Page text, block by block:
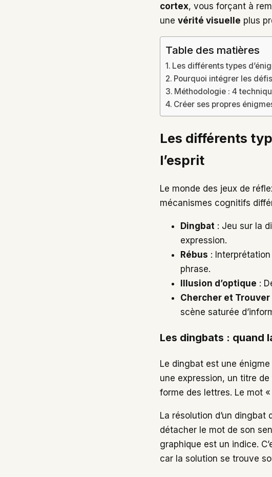
cortex, vous forçant à
une vérité visuelle plus
Table des matières
Les différents types
Pourquoi intégrer les
Méthodologie : 4
Créer ses propres
Les différents
l’esprit
Le monde des jeux de
mécanismes cognitifs
Dingbat : Jeu sur la
expression.
Rébus :
phrase.
Illusion d’optique :
Chercher et Trouver
scène saturée
Les dingbats : quand
Le dingbat est une
une expression, un titre
forme des lettres. Le mot
La résolution d’un dingbat
détacher le mot de son
graphique est un indice.
car la solution se trouve